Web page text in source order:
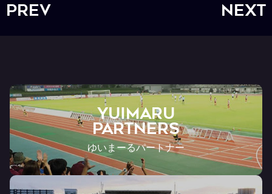
PREV NEXT
YUIMARU
Partners
ゆいまーるパートナー